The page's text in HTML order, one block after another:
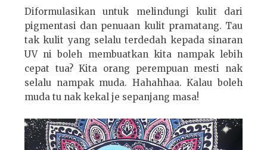
Diformulasikan untuk melindungi kulit dari
pigmentasi dan penuaan kulit pramatang. Tau
tak kulit yang selalu terdedah kepada sinaran
UV ni boleh membuatkan kita nampak lebih
cepat tua? Kita orang perempuan mesti nak
selalu nampak muda. Hahahhaa. Kalau boleh
muda tu nak kekal je sepanjang masa!